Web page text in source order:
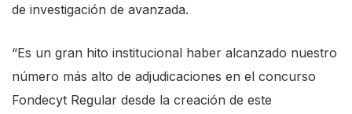
de investigación de avanzada.
“Es un gran hito institucional haber alcanzado nuestro
número más alto de adjudicaciones en el concurso
Fondecyt Regular desde la creación de este